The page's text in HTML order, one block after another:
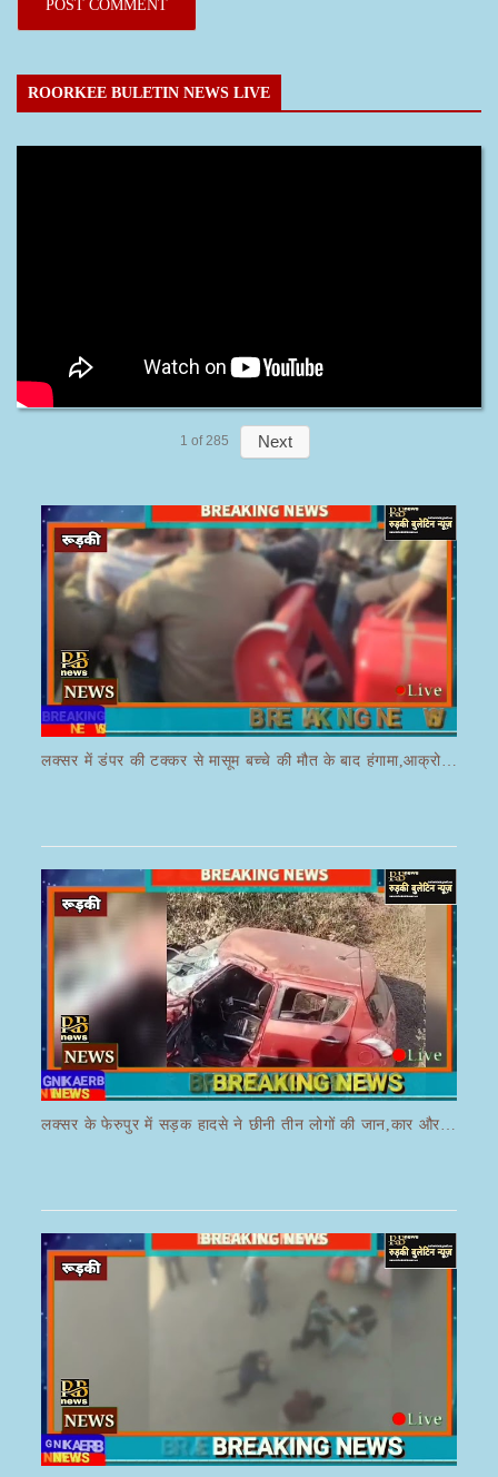
ROORKEE BULETIN NEWS LIVE
1 of 285 Next
लक्सर में डंपर की टक्कर से मासूम बच्चे की मौत के बाद हंगामा,आक्रोशित भीड़ ने डंपर चालक की करी पिटाई
लक्सर के फेरुपुर में सड़क हादसे ने छीनी तीन लोगों की जान,कार और ई रिक्शा की भयानक हुई टक्कर